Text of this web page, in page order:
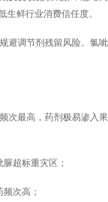
鲜行业消费信任度。
调节剂残留风险。氯
最高，药剂极易渗入
超标重灾区；
次高；